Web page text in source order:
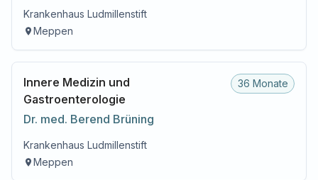
Krankenhaus Ludmillenstift
Meppen
Innere Medizin und
Gastroenterologie
Dr. med. Berend Brüning
36 Monate
Krankenhaus Ludmillenstift
Meppen